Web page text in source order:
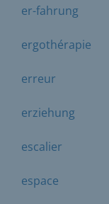
er-fahrung
ergothérapie
erreur
erziehung
escalier
espace